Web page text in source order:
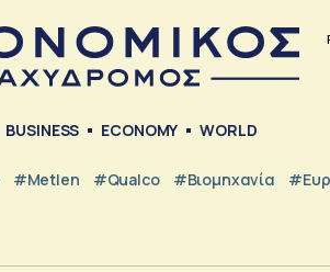
BUSINESS ECONOMY WORLD
#metlen #Qualco #Βιομηχανία